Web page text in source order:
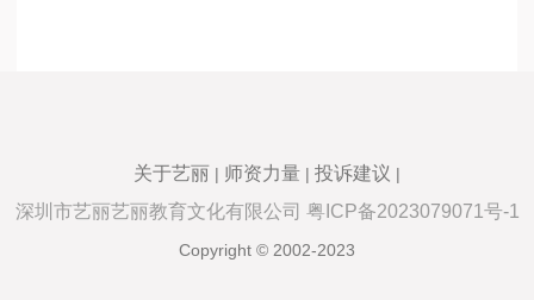
关于艺丽 | 师资力量 | 投诉建议 |
深圳市艺丽艺丽教育文化有限公司 粤ICP备2023079071号-1
Copyright © 2002-2023